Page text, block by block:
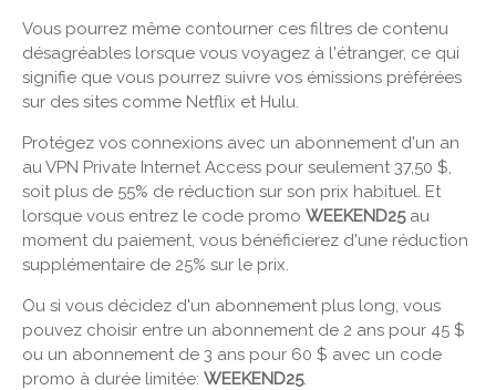
Vous pourrez même contourner ces filtres de contenu
désagréables lorsque vous voyagez à l'étranger, ce qui
signifie que vous pourrez suivre vos émissions préférées
sur des sites comme Netflix et Hulu.
Protégez vos connexions avec un abonnement d'un an
au VPN Private Internet Access pour seulement 37,50 $,
soit plus de 55% de réduction sur son prix habituel. Et
lorsque vous entrez le code promo WEEKEND25au
moment du paiement, vous bénéficierez d'une réduction
supplémentaire de 25% sur le prix.
Ou si vous décidez d'un abonnement plus long, vous
pouvez choisir entre un abonnement de 2 ans pour 45 $
ou un abonnement de 3 ans pour 60 $ avec un code
promo à durée limitée: WEEKEND25.